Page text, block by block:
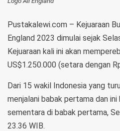
Pustakalewi.com – Kejuaraan
England 2023 dimulai sejak
Kejuaraan kali ini akan
US$1.250.000 (setara dengan
Dari 15 wakil Indonesia yang
menjalani babak pertama dan
sementara di babak pertama,
23.36 WIB.